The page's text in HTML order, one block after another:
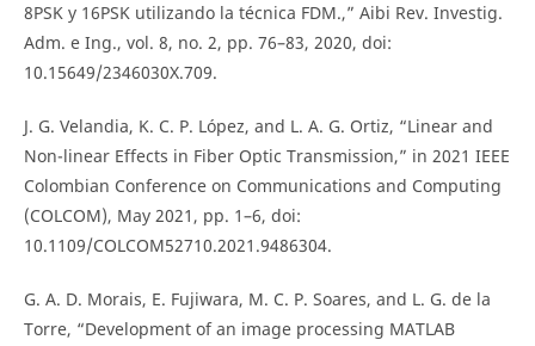
8PSK y 16PSK utilizando la técnica FDM.,” Aibi Rev. Investig.
Adm. e Ing., vol. 8, no. 2, pp. 76–83, 2020, doi:
10.15649/2346030X.709.
J. G. Velandia, K. C. P. López, and L. A. G. Ortiz, “Linear and
Non-linear Effects in Fiber Optic Transmission,” in 2021 IEEE
Colombian Conference on Communications and Computing
(COLCOM), May 2021, pp. 1–6, doi:
10.1109/COLCOM52710.2021.9486304.
G. A. D. Morais, E. Fujiwara, M. C. P. Soares, and L. G. de la
Torre, “Development of an image processing MATLAB